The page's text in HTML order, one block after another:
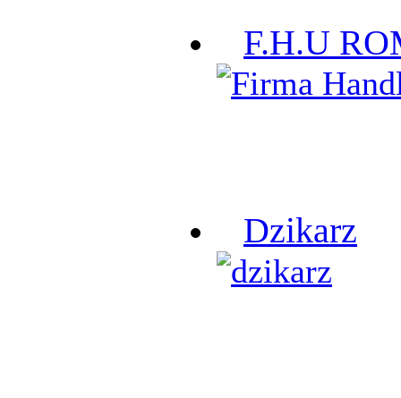
F.H.U
Dzikarz